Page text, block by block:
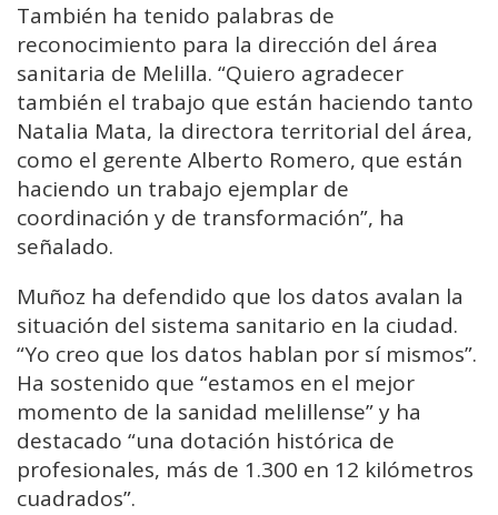
También ha tenido palabras de
reconocimiento para la dirección del área
sanitaria de Melilla. “Quiero agradecer
también el trabajo que están haciendo tanto
Natalia Mata, la directora territorial del área,
como el gerente Alberto Romero, que están
haciendo un trabajo ejemplar de
coordinación y de transformación”, ha
señalado.
Muñoz ha defendido que los datos avalan la
situación del sistema sanitario en la ciudad.
“Yo creo que los datos hablan por sí mismos”.
Ha sostenido que “estamos en el mejor
momento de la sanidad melillense” y ha
destacado “una dotación histórica de
profesionales, más de 1.300 en 12 kilómetros
cuadrados”.